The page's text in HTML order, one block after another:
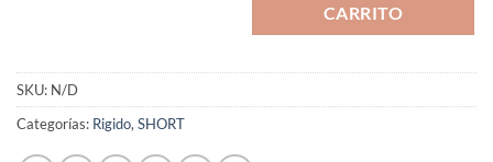
total
is
CARRITO
SKU: N/D
Categorías: Rigido,SHORT